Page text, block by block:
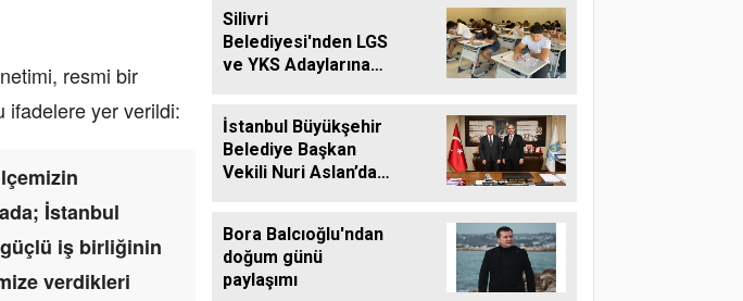
resmi bir
ifadelere yer verildi:
İstanbul
iş birliğinin
verdikleri
Silivri
Belediyesi'nden LGS
ve YKS Adaylarına
İstanbul Büyükşehir
Belediye Başkan
Vekili Nuri Aslan’dan
Bora Balcıoğlu'ndan
doğum günü
paylaşımı